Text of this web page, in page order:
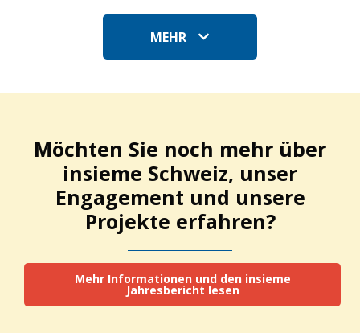
MEHR
Möchten Sie noch mehr über
insieme Schweiz, unser
Engagement und unsere
Projekte erfahren?
Mehr Informationen und den insieme
Jahresbericht lesen